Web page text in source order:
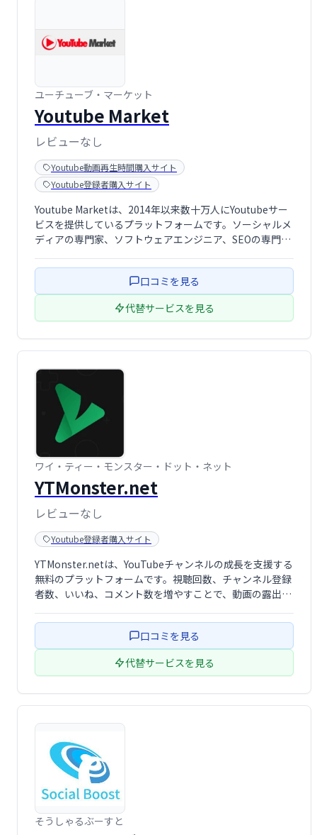
ユーチューブ・マーケット
Youtube Market
レビューなし
Youtube動画再生時間購入サイト
Youtube登録者購入サイト
Youtube Marketは、2014年以来数十万人にYoutubeサー
ビスを提供しているプラ​​ットフォームです。ソーシャルメ
ディアの専門家、ソフトウェアエンジニア、SEOの専門家
全なサービスを作成して提供することです。 YouTubeの
口コミを見る
代替サービスを見る
ワイ・ティー・モンスター・ドット・ネット
YTMonster.net
レビューなし
Youtube登録者購入サイト
YTMonster.netは、YouTubeチャンネルの成長を支援する
無料のプラットフォームです。視聴回数、チャンネル登録
者数、いいね、コメント数を増やすことで、動画の露出向
換プラットフォームとして、多くのユーザーに利用されて
口コミを見る
代替サービスを見る
そうしゃるぶーすと